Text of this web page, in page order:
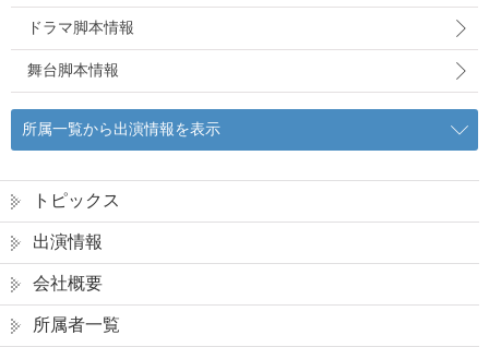
ドラマ脚本情報
舞台脚本情報
所属一覧から出演情報を表示
トピックス
出演情報
会社概要
所属者一覧